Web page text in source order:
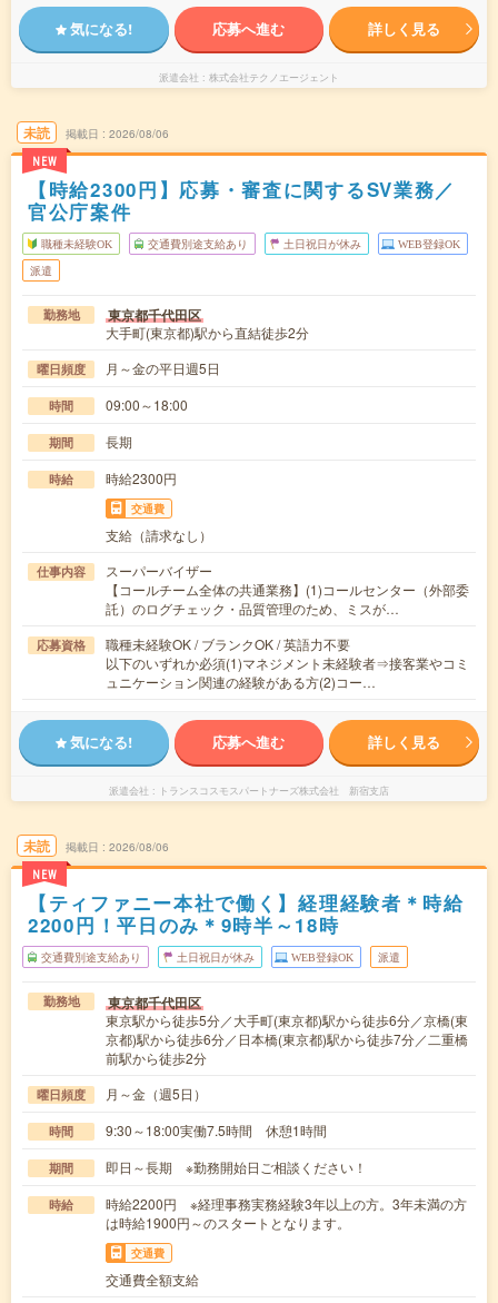
気になる! 応募へ進む 詳しく見る
派遣会社 株式会社テクノエージェント
未読
NEW
掲載日 2026/08/06
【時給2300円】応募・審査に関するSV業務／
官公庁案件
職種未経験OK 交通費別途支給あり 土日祝日が休み WEB登録OK
派遣
勤務地 東京都千代田区
大手町(東京都)駅から直結徒歩2分
曜日頻度 月～金の平日週5日
時間 09:00～18:00
期間 長期
時給 時給2300円
交通費
支給（請求なし）
仕事内容
スーパーバイザー
【コールチーム全体の共通業務】(1)コールセンター（外部委
託）のログチェック・品質管理のため、ミスが…
応募資格
職種未経験OK / ブランクOK / 英語力不要
以下のいずれか必須(1)マネジメント未経験者⇒接客業やコミ
ュニケーション関連の経験がある方(2)コー…
気になる! 応募へ進む 詳しく見る
派遣会社 トランスコスモスパートナーズ株式会社 新宿支店
未読
NEW
掲載日 2026/08/06
【ティファニー本社で働く】経理経験者＊時給
2200円！平日のみ＊9時半～18時
交通費別途支給あり 土日祝日が休み WEB登録OK 派遣
勤務地 東京都千代田区
東京駅から徒歩5分／大手町(東京都)駅から徒歩6分／京橋(東
京都)駅から徒歩6分／日本橋(東京都)駅から徒歩7分／二重橋
前駅から徒歩2分
曜日頻度 月～金（週5日）
時間 9:30～18:00実働7.5時間 休憩1時間
期間 即日～長期 ※勤務開始日ご相談ください！
時給
時給2200円 ※経理事務実務経験3年以上の方。3年未満の方
は時給1900円～のスタートとなります。
交通費
交通費全額支給